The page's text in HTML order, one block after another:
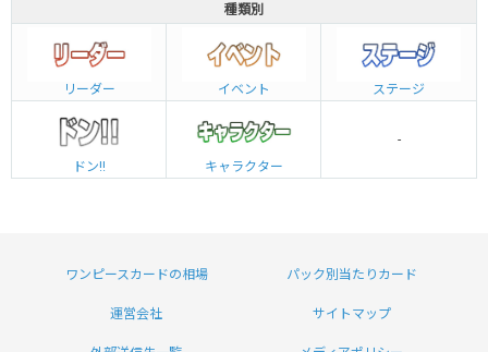
種類別
リーダー イベント ステージ
ドン!! キャラクター
-
ワンピースカードの相場 パック別当たりカード
運営会社 サイトマップ